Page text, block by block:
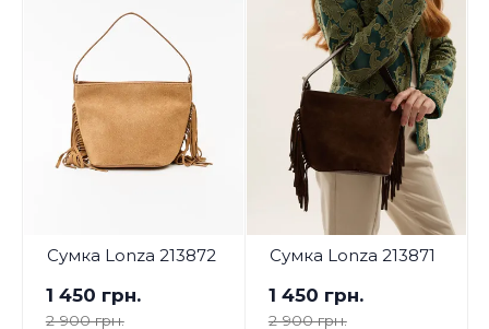
Сумка Lonza 213872
1 450 грн.
2 900 грн.
Сумка Lonza 213871
1 450 грн.
2 900 грн.